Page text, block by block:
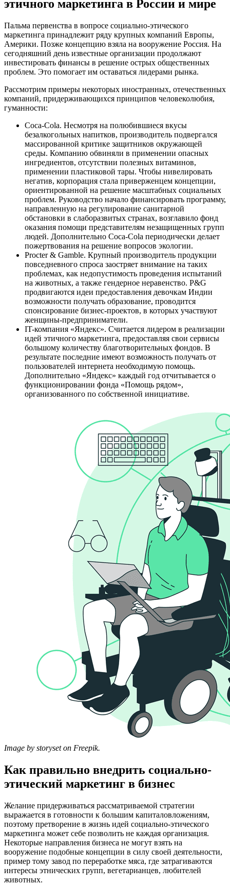
этичного маркетинга в России и мире
Пальма первенства в вопросе социально-этического
маркетинга принадлежит ряду крупных компаний Европы,
Америки. Позже концепцию взяла на вооружение Россия. На
сегодняшний день известные организации продолжают
инвестировать финансы в решение острых общественных
проблем. Это помогает им оставаться лидерами рынка.
Рассмотрим примеры некоторых иностранных, отечественных
компаний, придерживающихся принципов человеколюбия,
гуманности:
Coca-Cola. Несмотря на полюбившиеся вкусы
безалкогольных напитков, производитель подвергался
массированной критике защитников окружающей
среды. Компанию обвиняли в применении опасных
ингредиентов, отсутствии полезных витаминов,
применении пластиковой тары. Чтобы нивелировать
негатив, корпорация стала приверженцем концепции,
ориентированной на решение масштабных социальных
проблем. Руководство начало финансировать программу,
направленную на регулирование санитарной
обстановки в слаборазвитых странах, возглавило фонд
оказания помощи представителям незащищенных групп
людей. Дополнительно Coca-Cola периодически делает
пожертвования на решение вопросов экологии.
Procter & Gamble. Крупный производитель продукции
повседневного спроса заостряет внимание на таких
проблемах, как недопустимость проведения испытаний
на животных, а также гендерное неравенство. P&G
продвигаются идеи предоставления девочкам Индии
возможности получать образование, проводится
спонсирование бизнес-проектов, в которых участвуют
женщины-предприниматели.
IT-компания «Яндекс». Считается лидером в реализации
идей этичного маркетинга, предоставляя свои сервисы
большому количеству благотворительных фондов. В
результате последние имеют возможность получать от
пользователей интернета необходимую помощь.
Дополнительно «Яндекс» каждый год отчитывается о
функционировании фонда «Помощь рядом»,
организованного по собственной инициативе.
Image by storyset on Freepik.
Как правильно внедрить социально-
этический маркетинг в бизнес
Желание придерживаться рассматриваемой стратегии
выражается в готовности к большим капиталовложениям,
поэтому претворение в жизнь идей социально-этического
маркетинга может себе позволить не каждая организация.
Некоторые направления бизнеса не могут взять на
вооружение подобные концепции в силу своей деятельности,
пример тому завод по переработке мяса, где затрагиваются
интересы этнических групп, вегетарианцев, любителей
животных.